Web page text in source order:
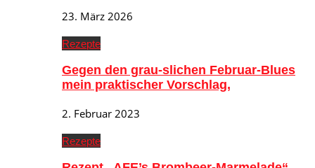
23. März 2026
Rezepte
Gegen den grau-slichen Februar-Blues
mein praktischer Vorschlag,
2. Februar 2023
Rezepte